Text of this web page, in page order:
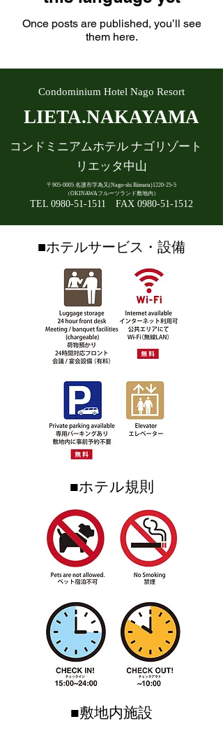
Once posts are published, you’ll see
them here.
Condominium Hotel Nago Resort
LIETA.NAKAYAMA
コンドミニアムホテル ナゴリゾート
リエッタ中山
〒905-0005 名護市字為又(Nago-shi Biimata)1220-25-5
（OKINAWAフルーツランド敷地内）
TEL 0980-51-1511 FAX 0980-51-1512
■ホテルサービス・設備
■ホテル規則
■敷地内施設